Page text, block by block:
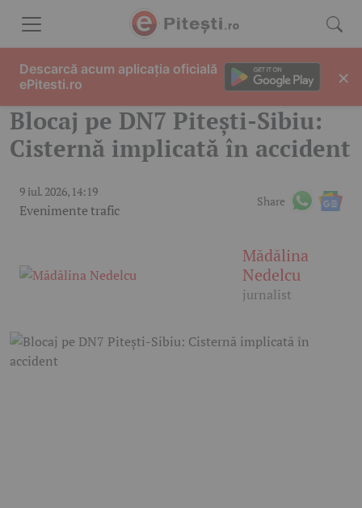
Blocaj pe DN7 Pitești-Sibiu:
Cisternă implicată în accident
9 iul. 2026, 14:19
Evenimente trafic
Share
Mădălina
Nedelcu
jurnalist
Descarcă acum aplicația oficială
ePitesti.ro
×